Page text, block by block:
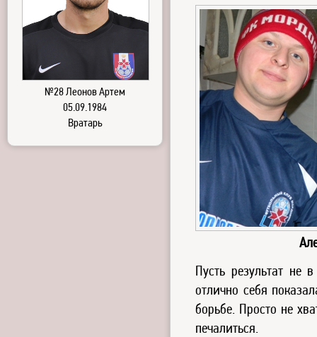
Пусть результат
отлично себя
борьбе. Просто не
печалиться.
№28 Леонов Артем
05.09.1984
Вратарь